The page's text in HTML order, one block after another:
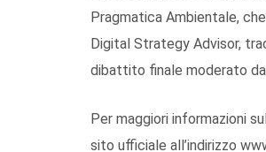
Pragmatica Ambientale,
Digital Strategy Advisor,
dibattito finale moderato
Per maggiori informazioni
sito ufficiale all’indirizzo